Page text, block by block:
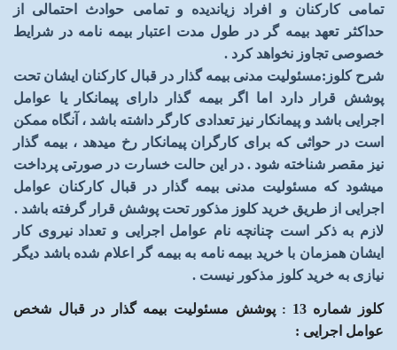
تمامی کارکنان و افراد زیاندیده و تمامی حوادث احتمالی از
حداکثر تعهد بیمه گر در طول مدت اعتبار بیمه نامه در شرایط
خصوصی تجاوز نخواهد کرد .
شرح کلوز :مسئولیت مدنی بیمه گذار در قبال کارکنان ایشان تحت
پوشش قرار دارد اما اگر بیمه گذار دارای پیمانکار یا عوامل
اجرایی باشد و پیمانکار نیز تعدادی کارگر داشته باشد ، آنگاه ممکن
است در حواثی که برای کارگران پیمانکار رخ میدهد ، بیمه گذار
نیز مقصر شناخته شود . در این حالت خسارت در صورتی پرداخت
میشود که مسئولیت مدنی بیمه گذار در قبال کارکنان عوامل
اجرایی از طریق خرید کلوز مذکور تحت پوشش قرار گرفته باشد .
لازم به ذکر است چنانچه نام عوامل اجرایی و تعداد نیروی کار
ایشان همزمان با خرید بیمه نامه به بیمه گر اعلام شده باشد دیگر
نیازی به خرید کلوز مذکور نیست .
کلوز شماره 13 :پوشش مسئولیت بیمه گذار در قبال شخص
عوامل اجرایی :